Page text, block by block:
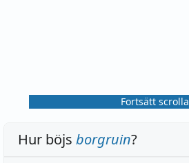
Fortsätt scrolla
Hur böjs borgruin?